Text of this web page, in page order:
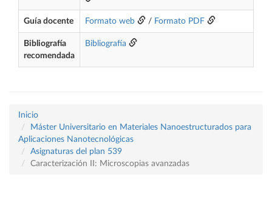
Guía docente Formato web / Formato PDF
Bibliografía
recomendada
Bibliografía
Inicio
Máster Universitario en Materiales Nanoestructurados para
Aplicaciones Nanotecnológicas
Asignaturas del plan 539
Caracterización II: Microscopias avanzadas